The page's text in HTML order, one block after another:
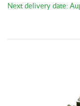
Next delivery date: